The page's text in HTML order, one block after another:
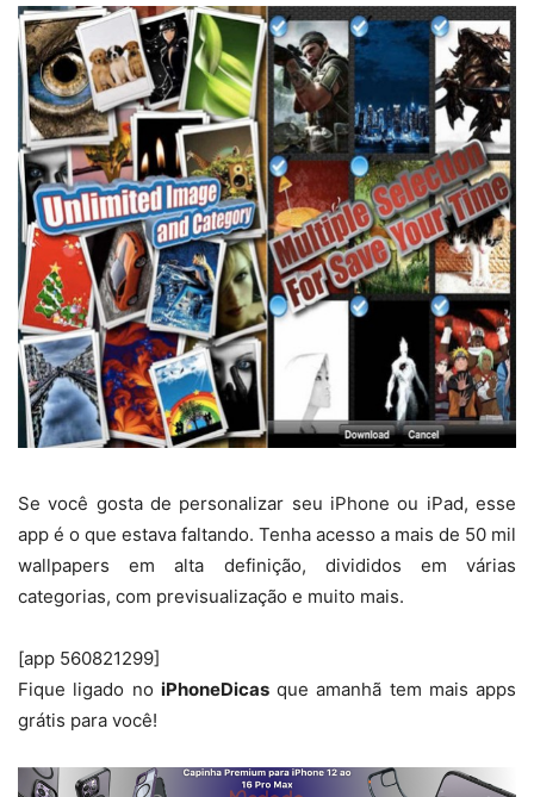
Se você gosta de personalizar seu iPhone ou iPad, esse
app é o que estava faltando. Tenha acesso a mais de 50 mil
wallpapers em alta definição, divididos em várias
categorias, com previsualização e muito mais.
[app 560821299]
Fique ligado no iPhoneDicasque amanhã tem mais apps
grátis para você!